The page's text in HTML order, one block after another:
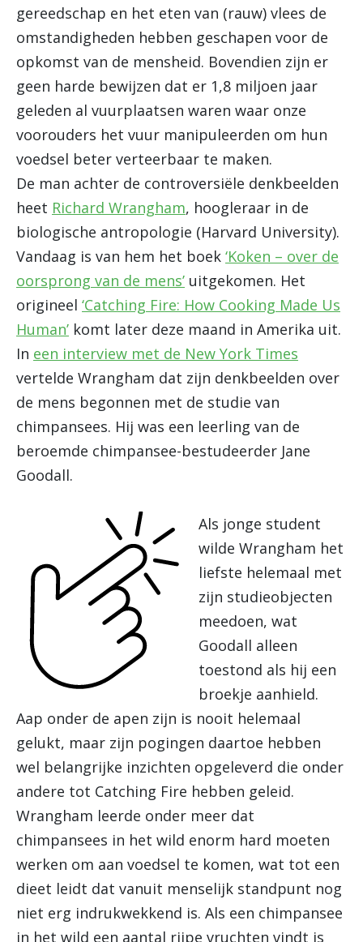
gereedschap en het eten van (rauw) vlees de
omstandigheden hebben geschapen voor de
opkomst van de mensheid. Bovendien zijn er
geen harde bewijzen dat er 1,8 miljoen jaar
geleden al vuurplaatsen waren waar onze
voorouders het vuur manipuleerden om hun
voedsel beter verteerbaar te maken.
De man achter de controversiële denkbeelden
heet Richard Wrangham, hoogleraar in de
biologische antropologie (Harvard University).
Vandaag is van hem het boek ‘Koken – over de
oorsprong van de mens’ uitgekomen. Het
origineel ‘Catching Fire: How Cooking Made Us
Human’ komt later deze maand in Amerika uit.
In een interview met de New York Times
vertelde Wrangham dat zijn denkbeelden over
de mens begonnen met de studie van
chimpansees. Hij was een leerling van de
beroemde chimpansee-bestudeerder Jane
Goodall.
Als jonge student
wilde Wrangham het
liefste helemaal met
zijn studieobjecten
meedoen, wat
Goodall alleen
toestond als hij een
broekje aanhield.
Aap onder de apen zijn is nooit helemaal
gelukt, maar zijn pogingen daartoe hebben
wel belangrijke inzichten opgeleverd die onder
andere tot Catching Fire hebben geleid.
Wrangham leerde onder meer dat
chimpansees in het wild enorm hard moeten
werken om aan voedsel te komen, wat tot een
dieet leidt dat vanuit menselijk standpunt nog
niet erg indrukwekkend is. Als een chimpansee
in het wild een aantal rijpe vruchten vindt is